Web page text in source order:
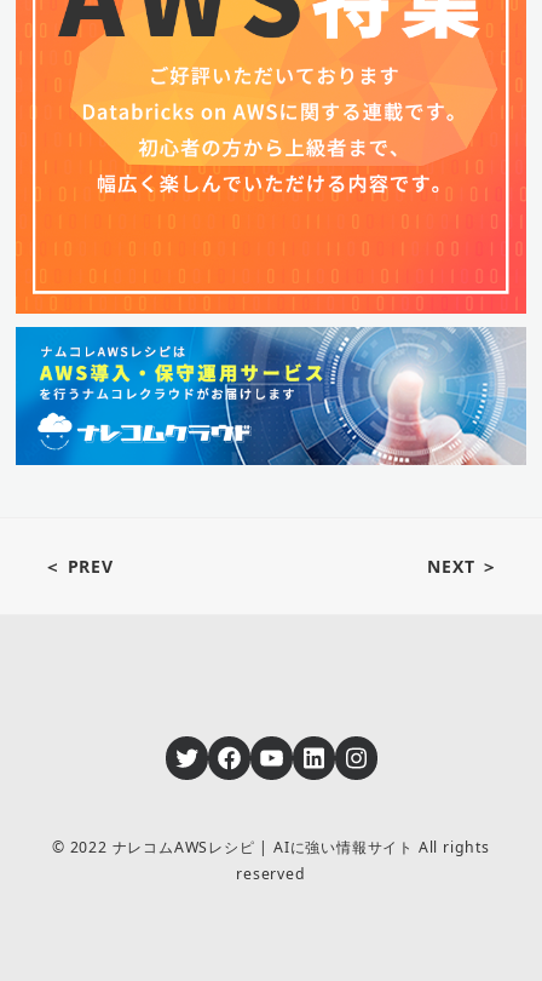
＜ PREV NEXT ＞
Twitter Facebook YouTube LinkedIn Instagram
© 2022 ナレコムAWSレシピ | AIに強い情報サイト All rights
reserved